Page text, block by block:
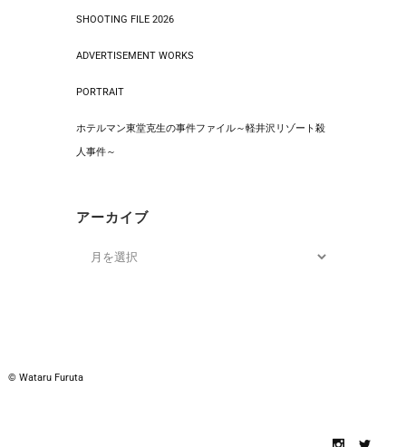
SHOOTING FILE 2026
ADVERTISEMENT WORKS
PORTRAIT
ホテルマン東堂克生の事件ファイル～軽井沢リゾート殺
人事件～
アーカイブ
© Wataru Furuta